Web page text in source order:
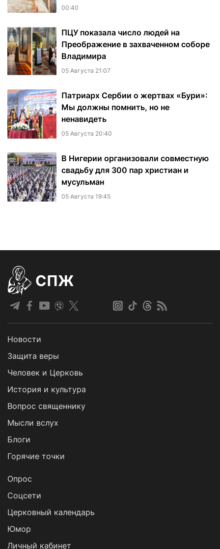
00:40
ПЦУ показала число людей на
Преображение в захваченном соборе
Владимира
05 Августа 21:07
Патриарх Сербии о жертвах «Бури»:
Мы должны помнить, но не
ненавидеть
05 Августа 20:40
В Нигерии организовали совместную
свадьбу для 300 пар христиан и
мусульман
05 Августа 19:45
СПЖ
Новости
Защита веры
Человек и Церковь
История и культура
Вопрос священнику
Мысли вслух
Блоги
Горячие точки
Опрос
Cоцсети
Церковный календарь
Юмор
Личный кабинет